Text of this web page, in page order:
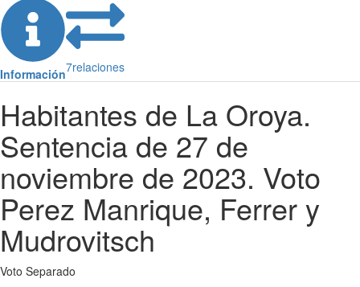
Información7relaciones
Habitantes de La Oroya.
Sentencia de 27 de
noviembre de 2023. Voto
Perez Manrique, Ferrer y
Mudrovitsch
Voto Separado